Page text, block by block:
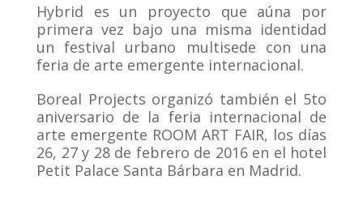
Hybrid es un proyecto que aúna por
primera vez bajo una misma identidad
un festival urbano multisede con una
feria de arte emergente internacional.
Boreal Projects organizó también el 5to
aniversario de la feria internacional de
arte emergente ROOM ART FAIR, los días
26, 27 y 28 de febrero de 2016 en el hotel
Petit Palace Santa Bárbara en Madrid.